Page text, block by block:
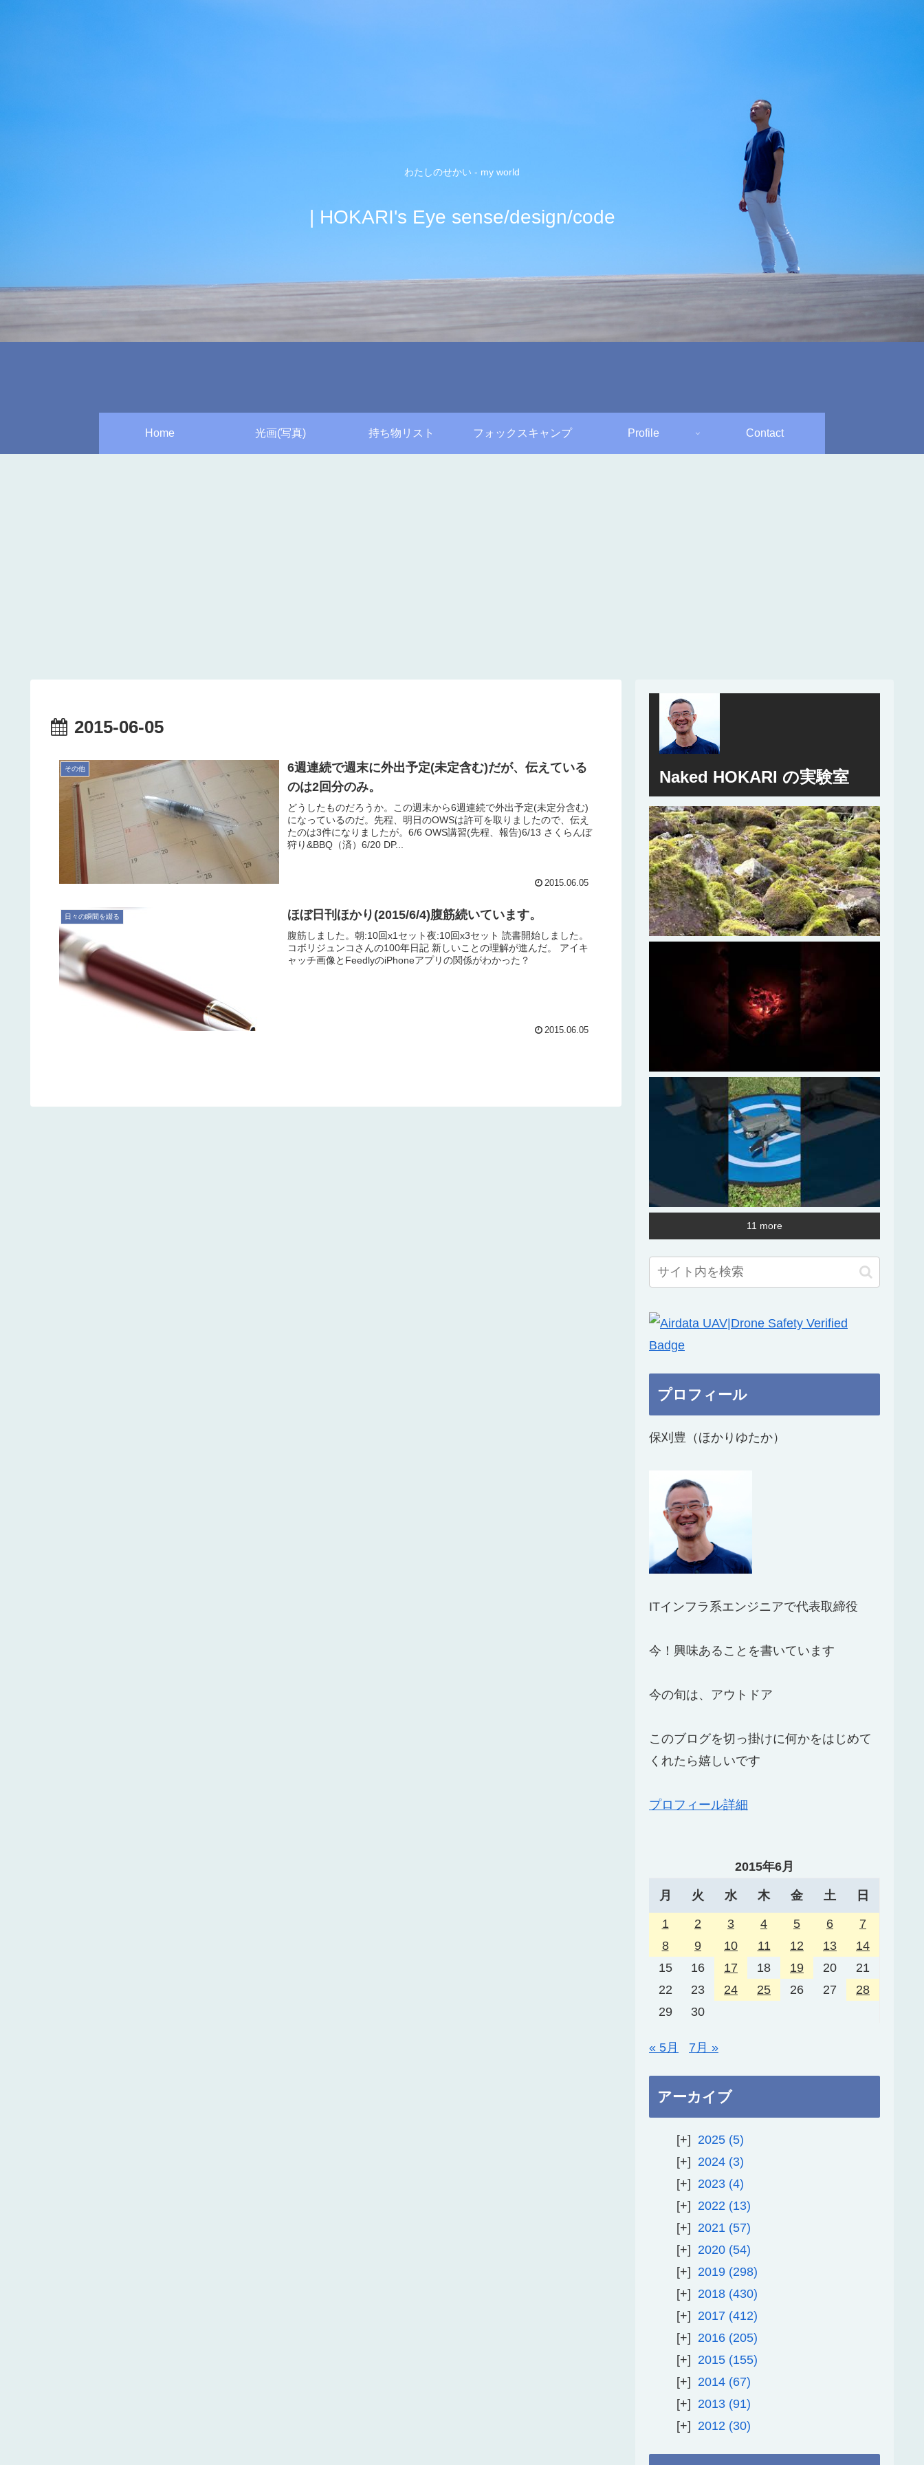
わたしのせかい - my world
| HOKARI's Eye sense/design/code
Home 光画(写真) 持ち物リスト フォックスキャンプ Profile Contact
2015-06-05
その他
6週連続で週末に外出予定(未定含む)だが、伝えている
のは2回分のみ。
どうしたものだろうか。この週末から6週連続で外出予定(未定分含む)
になっているのだ。先程、明日のOWSは許可を取りましたので、伝え
たのは3件になりましたが。6/6 OWS講習(先程、報告)6/13 さくらんぼ
狩り&BBQ（済）6/20 DP...
2015.06.05
日々の瞬間を綴る ほぼ日刊ほかり(2015/6/4)腹筋続いています。
腹筋しました。朝:10回x1セット夜:10回x3セット 読書開始しました。
コボリジュンコさんの100年日記 新しいことの理解が進んだ。 アイキ
ャッチ画像とFeedlyのiPhoneアプリの関係がわかった？
2015.06.05
Naked HOKARI の実験室
11 more
プロフィール
保刈豊（ほかりゆたか）
ITインフラ系エンジニアで代表取締役
今！興味あることを書いています
今の旬は、アウトドア
このブログを切っ掛けに何かをはじめて
くれたら嬉しいです
プロフィール詳細
2015年6月
月 火 水 木 金 土 日
1 2 3 4 5 6
7
8
9 10 11 12 13
14
15
16 17 18 19 20
21
22
23 24 25 26 27
28
29
30
« 5月 7月 »
アーカイブ
2025 5
2024 3
2023 4
2022
13
2021
57
2020 54
2019 298
2018 430
2017 412
2016 205
2015 155
2014 67
2013 91
2012
30